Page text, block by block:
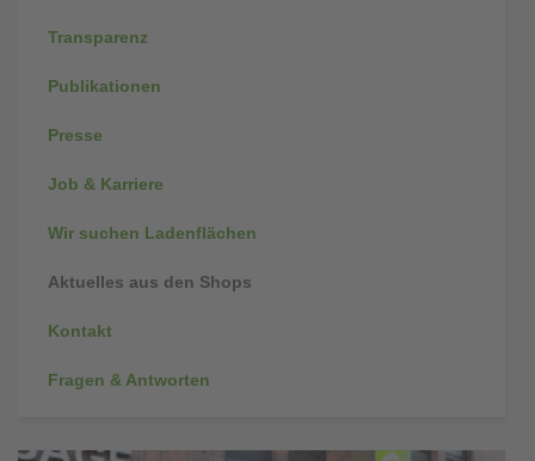
Transparenz
Publikationen
Presse
Job & Karriere
Wir suchen Ladenflächen
Aktuelles aus den Shops
Kontakt
Fragen & Antworten